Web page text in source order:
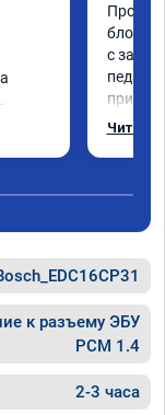
30
с
педаль
всего
в
за 60,
он
Читать
к разъему ЭБУ
PCM 1.4
2-3 часа